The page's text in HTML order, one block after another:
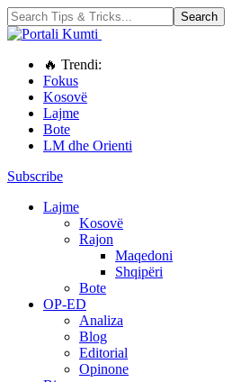
🔥 Trendi:
Fokus
Kosovë
Lajme
Bote
LM dhe Orienti
Subscribe
Lajme
Kosovë
Rajon
Maqedoni
Shqipëri
Bote
OP-ED
Analiza
Blog
Editorial
Opinone